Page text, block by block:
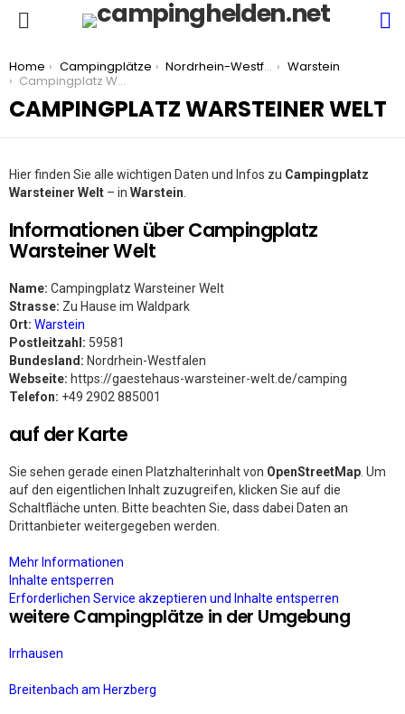
You are here:
Home Campingplätze Nordrhein-Westfalen
Warstein
Campingplatz Warsteiner Welt
CAMPINGPLATZ WARSTEINER WELT
Hier finden Sie alle wichtigen Daten und Infos zu Campingplatz
Warsteiner Welt – in Warstein
Informationen über Campingplatz
Warsteiner Welt
Name: Campingplatz Warsteiner Welt
Strasse: Zu Hause im Waldpark
Ort: Warstein
Postleitzahl: 59581
Bundesland: Nordrhein-Westfalen
Webseite: https://gaestehaus-warsteiner-welt.de/camping
Telefon: +49 2902 885001
auf der Karte
Sie sehen gerade einen Platzhalterinhalt von OpenStreetMap . Um
auf den eigentlichen Inhalt zuzugreifen, klicken Sie auf die
Schaltfläche unten. Bitte beachten Sie, dass dabei Daten an
Drittanbieter weitergegeben werden.
Mehr Informationen
Inhalte entsperren
Erforderlichen Service akzeptieren und Inhalte entsperren
weitere Campingplätze in der Umgebung
Irrhausen
Breitenbach am Herzberg